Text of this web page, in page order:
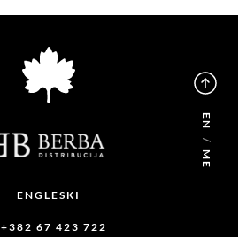
EN
/
ME
ENGLESKI
+382 67 423 722